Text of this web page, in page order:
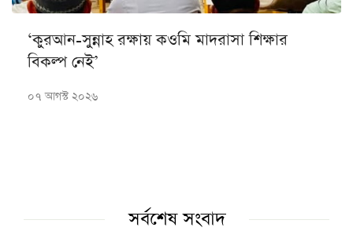
‘কুরআন-সুন্নাহ রক্ষায় কওমি মাদরাসা শিক্ষার
বিকল্প নেই’
০৭ আগস্ট ২০২৬
সর্বশেষ সংবাদ